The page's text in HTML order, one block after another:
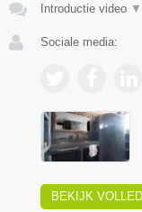
Introductie video ▼
Sociale media:
BEKIJK